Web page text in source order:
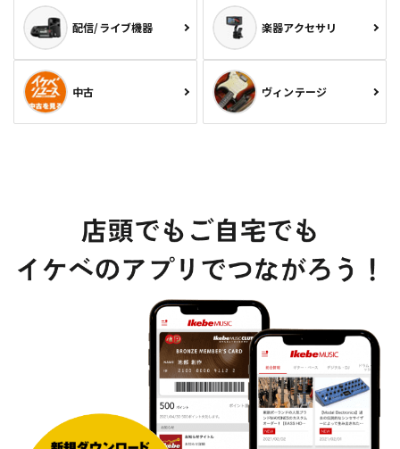
配信/ライブ機器 楽器アクセサリ
中古 ヴィンテージ